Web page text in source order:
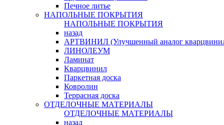
Печное литье
НАПОЛЬНЫЕ ПОКРЫТИЯ
НАПОЛЬНЫЕ ПОКРЫТИЯ
назад
АРТВИНИЛ (Улучшенный аналог
ЛИНОЛЕУМ
Ламинат
Кварцвинил
Паркетная доска
Ковролин
Террасная доска
ОТДЕЛОЧНЫЕ МАТЕРИАЛЫ
ОТДЕЛОЧНЫЕ МАТЕРИАЛЫ
назад